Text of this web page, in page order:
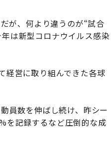
が、何より違うのが“試合
は新型コロナウイルス感染
経営に取り組んできた各球
員数を伸ばし続け、昨シー
を記録するなど圧倒的な成